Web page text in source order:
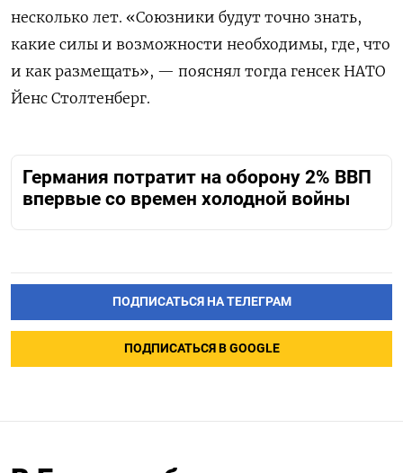
несколько лет. «Союзники будут точно знать,
какие силы и возможности необходимы, где, что
и как размещать», — пояснял тогда генсек НАТО
Йенс Столтенберг.
Германия потратит на оборону 2% ВВП
впервые со времен холодной войны
ПОДПИСАТЬСЯ НА ТЕЛЕГРАМ
ПОДПИСАТЬСЯ В GOOGLE